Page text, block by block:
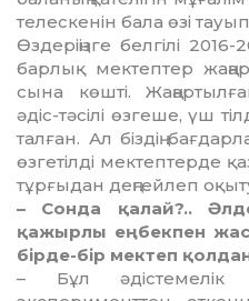
те­лескенін бала өзі
Өздеріңізге белгілі
барлық мек­тептер
сына көшті.
әдіс-тәсілі өзге­ше, үш
тал­ған. Ал біздің
өзгетілді мек­теп­терде
тұр­ғыдан деңгейлеп
– Сонда қалай?..
қажырлы еңбекпен
бірде-бір мек­теп
– Бұл